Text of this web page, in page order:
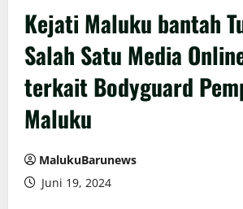
Kejati Maluku bantah
Salah Satu Media
terkait Bodyguard
Maluku
MalukuBarunews
Juni 19, 2024